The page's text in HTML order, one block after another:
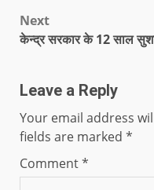
Next
केन्द्र सरकार के 12 साल
Leave a Reply
Your email address
fields are marked *
Comment*